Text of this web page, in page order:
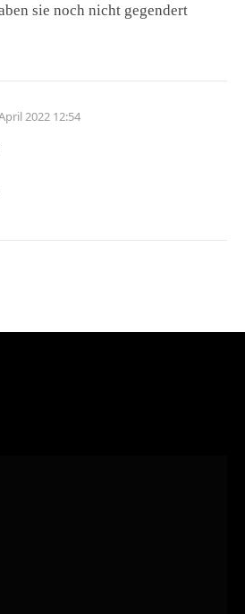
sie noch nicht gegendert
2022 12:54